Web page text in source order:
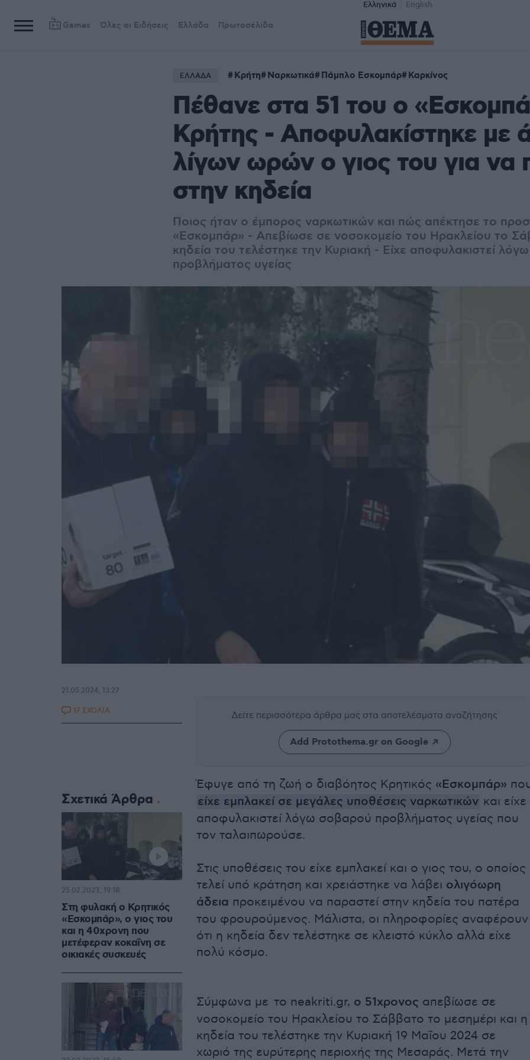
Ελληνικά English
Games Όλες οι Ειδήσεις Ελλάδα Πρωτοσέλιδα
ΕΛΛΑΔΑ Κρήτη Ναρκωτικά Πάμπλο Εσκομπάρ Καρκίνος
Πέθανε στα 51 του ο
Κρήτης - Αποφυλακίστηκε με
λίγων ωρών ο γιος του για να
στην κηδεία
Ποιος ήταν ο έμπορος ναρκωτικών και πώς απέκτησε το
«Εσκομπάρ» - Απεβίωσε σε νοσοκομείο του Ηρακλείου το
κηδεία του τελέστηκε την Κυριακή - Είχε αποφυλακιστεί
προβλήματος υγείας
Δείτε περισσότερα άρθρα μας στα αποτελέσματα αναζήτησης
Add Protothema.gr on Google
Έφυγε από τη ζωή ο διαβόητος Κρητικός «Εσκομπάρ»
είχε εμπλακεί σε μεγάλες υποθέσεις ναρκωτικών και είχε
αποφυλακιστεί λόγω σοβαρού προβλήματος υγείας που
τον ταλαιπωρούσε.
Στις υποθέσεις του είχε εμπλακεί και ο γιος του, ο οποίος
τελεί υπό κράτηση και χρειάστηκε να λάβει ολιγόωρη
άδεια προκειμένου να παραστεί στην κηδεία του πατέρα
του φρουρούμενος. Μάλιστα, οι πληροφορίες αναφέρουν
ότι η κηδεία δεν τελέστηκε σε κλειστό κύκλο αλλά είχε
πολύ κόσμο.
Σύμφωνα με το neakriti.gr, ο 51χρονος απεβίωσε σε
νοσοκομείο του Ηρακλείου το Σάββατο το μεσημέρι και η
κηδεία του τελέστηκε την Κυριακή 19 Μαΐου 2024 σε
χωριό της ευρύτερης περιοχής της Μεσαράς. Μετά την
21.05.2024, 13:27
17 ΣΧΟΛΙΑ
Σχετικά Άρθρα
Στη φυλακή ο Κρητικός
«Εσκομπάρ», ο γιος του
και η 40χρονη που
μετέφεραν κοκαΐνη σε
οικιακές συσκευές
25.02.2023, 19:18